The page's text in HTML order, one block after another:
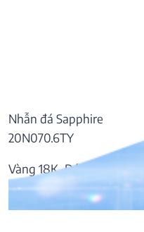
Nhẫn đá Sapphire
20N070.6TY
Vàng 18K, Đá Sapphire
55.797.000₫